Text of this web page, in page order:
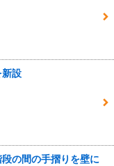
新設
の間の手摺りを壁に